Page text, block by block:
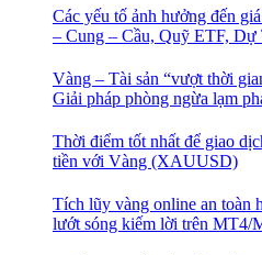
Các yếu tố ảnh hưởng đến
– Cung – Cầu, Quỹ ETF, Dự
Vàng – Tài sản “vượt thời
Giải pháp phòng ngừa lạm
Thời điểm tốt nhất để giao
tiền với Vàng (XAUUSD)
Tích lũy vàng online an toàn
lướt sóng kiếm lời trên MT4/